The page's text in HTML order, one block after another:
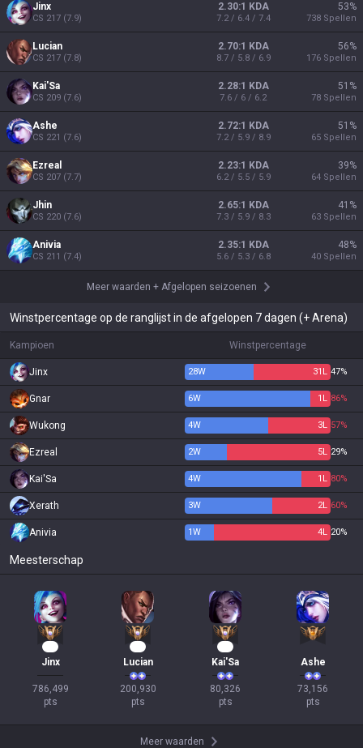
Jinx
CS 217 (7.9)
2.30:1 KDA
7.2 / 6.4 / 7.4
53%
738 Spellen
Lucian
CS 217 (7.8)
2.70:1 KDA
8.7 / 5.8 / 6.9
56%
176 Spellen
Kai'Sa
CS 209 (7.6)
2.28:1 KDA
7.6 / 6 / 6.2
51 %
78 Spellen
Ashe
CS 221 (7.6)
2.72:1 KDA
7.2 / 5.9 / 8.9
51 %
65 Spellen
Ezreal
CS 207 (7.7)
2.23:1 KDA
6.2 / 5.5 / 5.9
39%
64 Spellen
Jhin
CS 220 (7.6)
2.65:1 KDA
7.3 / 5.9 / 8.3
41 %
63 Spellen
Anivia
CS 211 (7.4)
2.35:1 KDA
5.6 / 5.3 / 6.8
48%
40 Spellen
Meer waarden + Afgelopen seizoenen
Winstpercentage op de ranglijst in de afgelopen 7 dagen (+ Arena)
Kampioen Winstpercentage
Jinx 28W 31 L 47%
Gnar 6W 1 L 86%
Wukong 4W 3L 57%
Ezreal 2W 5L 29%
Kai'Sa 4W 1 L 80%
Xerath 3W 2L 60%
Anivia 1W 4L 20%
Meesterschap
Jinx
786,499
pts
Lucian
200,930
pts
Kai'Sa
80,326
pts
Ashe
73,156
pts
Meer waarden